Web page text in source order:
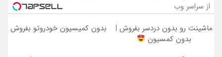
از سراسر وب
ماشینت رو بدون دردسر بفروش |
بدون کمسیون
بدون کمیسیون خودروتو بفروش